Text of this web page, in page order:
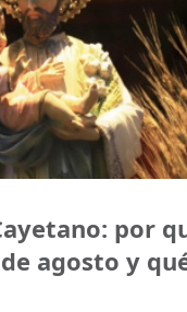
por
agosto y